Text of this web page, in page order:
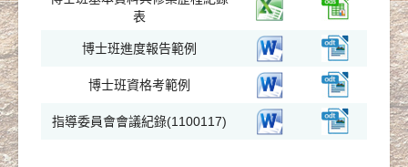
表
博士班進度報告範例
博士班資格考範例
指導委員會會議紀錄(1100117)